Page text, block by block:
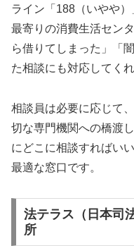
ライン「188（いやや
最寄りの消費生活セン
ら借りてしまった」「
た相談にも対応してくれ
相談員は必要に応じて
切な専門機関への橋渡
にどこに相談すればい
最適な窓口です。
法テラス（日本司
所